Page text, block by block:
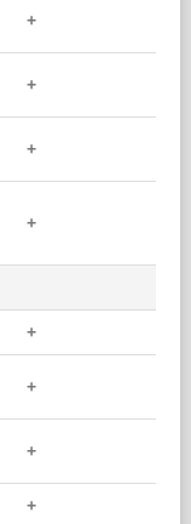
+
+
+
+
+
+
+
+